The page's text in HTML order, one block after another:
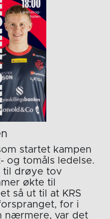
startet kampen
og tomåls ledelse.
til drøye tov
økte til
så ut til at KRS
for i
nærmere, var det